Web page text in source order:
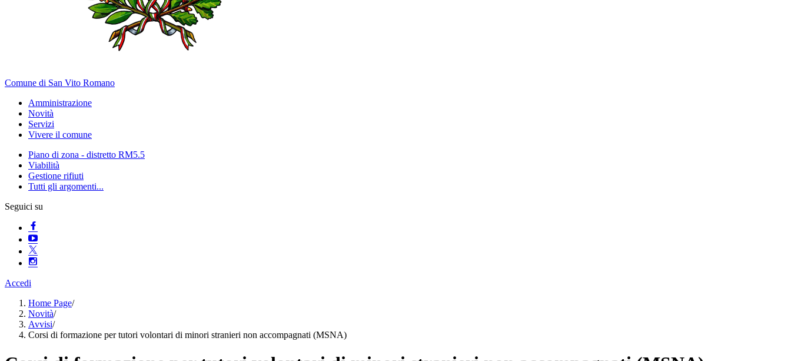
Comune di San Vito Romano
Amministrazione
Novità
Servizi
Vivere il comune
Piano di zona - distretto RM5.5
Viabilità
Gestione rifiuti
Tutti gli argomenti...
Seguici su
Accedi
Home Page/
Novità/
Avvisi/
Corsi di formazione per tutori volontari di minori stranieri non accompagnati (MSNA)